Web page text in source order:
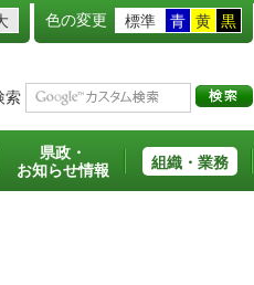
色の変更 標準 青 黄 黒
索
県政・
お知らせ情報
組織・業務